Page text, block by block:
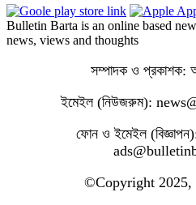
Bulletin Barta is an online based
news, views and thoughts
সম্পাদক ও প্রকাশক:
ইমেইল (নিউজরুম):
ফোন ও ইমেইল
©️Copyright 2025,